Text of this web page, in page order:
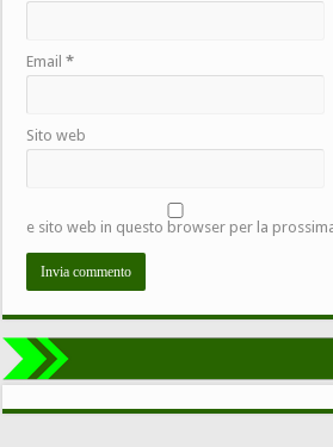
Email*
Sito web
e sito web in questo browser per la